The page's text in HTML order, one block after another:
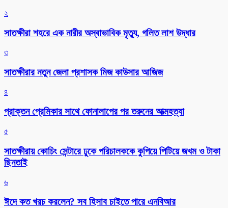
২
সাতক্ষীরা শহরে এক নারীর অস্বাভাবিক মৃত্যু, গলিত লাশ উদ্ধার
৩
সাতক্ষীরার নতুন জেলা প্রশাসক মিজ কাউসার আজিজ
৪
প্রাক্তন প্রেমিকার সাথে ফোনালাপের পর তরুনের আত্মহত্যা
৫
সাতক্ষীরায় কোচিং সেন্টারে ঢুকে পরিচালককে কুপিয়ে পিটিয়ে জখম ও টাকা
ছিনতাই
৬
ঈদে কত খরচ করলেন? সব হিসাব চাইতে পারে এনবিআর